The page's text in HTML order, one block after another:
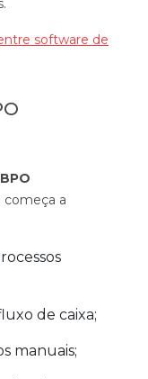
software de
BPO
começa a
de caixa;
manuais;